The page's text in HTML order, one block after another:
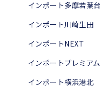
インポート多摩若葉台
インポート川崎生田
インポートNEXT
インポートプレミアム
インポート横浜港北